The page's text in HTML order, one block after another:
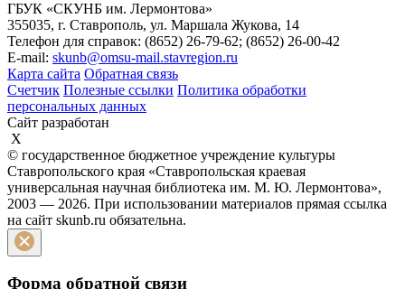
ГБУК «СКУНБ им. Лермонтова»
355035, г. Ставрополь, ул. Маршала Жукова, 14
Телефон для справок: (8652) 26-79-62; (8652) 26-00-42
E-mail: skunb@omsu-mail.stavregion.ru
Карта сайта Обратная связь
Счетчик Полезные ссылки Политика обработки
персональных данных
Сайт разработан
X
© государственное бюджетное учреждение культуры
Ставропольского края «Ставропольская краевая
универсальная научная библиотека им. М. Ю. Лермонтова»,
2003 — 2026. При использовании материалов прямая ссылка
на сайт skunb.ru обязательна.
Форма обратной связи